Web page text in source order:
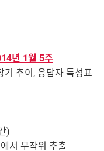
년 1월 5주
기 추이, 응답자 특성표
)
서 무작위 추출